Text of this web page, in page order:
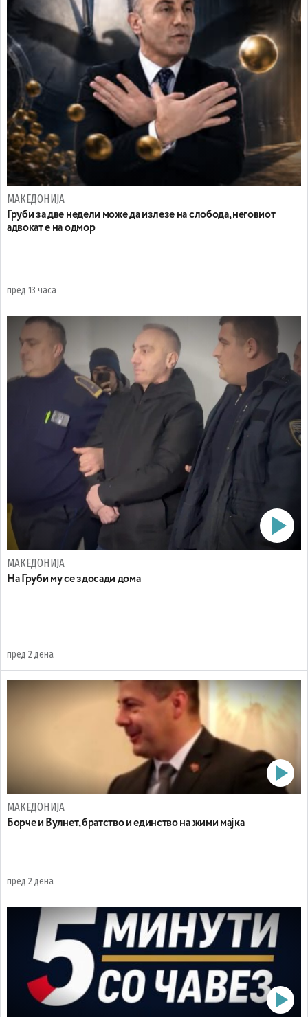
МАКЕДОНИЈА
Груби за две недели може да излезе на слобода, неговиот
адвокат е на одмор
пред 13 часа
МАКЕДОНИЈА
На Груби му се здосади дома
пред 2 дена
МАКЕДОНИЈА
Борче и Вулнет, братство и единство на жими мајка
пред 2 дена